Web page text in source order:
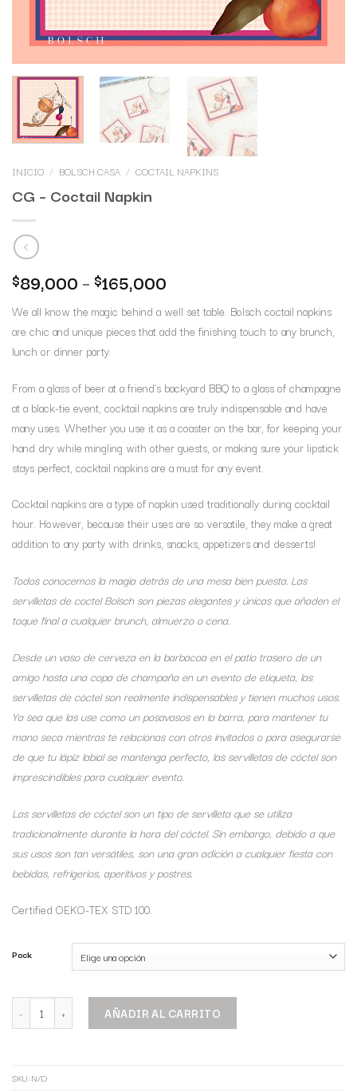
INICIO / BOLSCH CASA / COCTAIL NAPKINS
CG – Coctail Napkin
$89,000 – $165,000
We all know the magic behind a well set table. Bolsch coctail napkins
are chic and unique pieces that add the finishing touch to any brunch,
lunch or dinner party.
From a glass of beer at a friend’s backyard BBQ to a glass of champagne
at a black-tie event, cocktail napkins are truly indispensable and have
many uses. Whether you use it as a coaster on the bar, for keeping your
hand dry while mingling with other guests, or making sure your lipstick
stays perfect, cocktail napkins are a must for any event.
Cocktail napkins are a type of napkin used traditionally during cocktail
hour. However, because their uses are so versatile, they make a great
addition to any party with drinks, snacks, appetizers and desserts!
Todos conocemos la magia detrás de una mesa bien puesta. Las
servilletas de coctel Bolsch son piezas elegantes y únicas que añaden el
toque final a cualquier brunch, almuerzo o cena.
Desde un vaso de cerveza en la barbacoa en el patio trasero de un
amigo hasta una copa de champaña en un evento de etiqueta, las
servilletas de cóctel son realmente indispensables y tienen muchos usos.
Ya sea que las use como un posavasos en la barra, para mantener tu
mano seca mientras te relacionas con otros invitados o para asegurarse
de que tu lápiz labial se mantenga perfecto, las servilletas de cóctel son
imprescindibles para cualquier evento.
Las servilletas de cóctel son un tipo de servilleta que se utiliza
tradicionalmente durante la hora del cóctel. Sin embargo, debido a que
sus usos son tan versátiles, son una gran adición a cualquier fiesta con
bebidas, refrigerios, aperitivos y postres.
Certified OEKO-TEX STD 100.
Pack
AÑADIR AL CARRITO
SKU:N/D